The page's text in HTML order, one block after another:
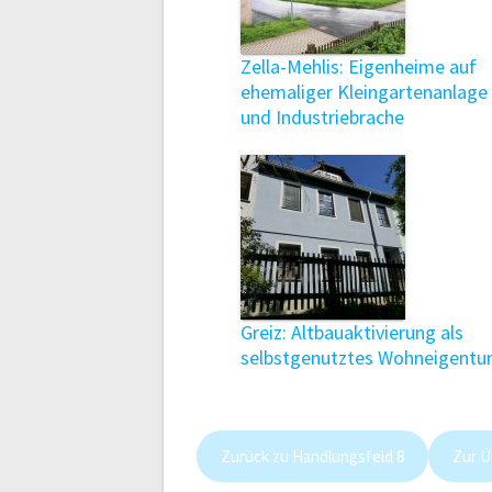
Zella-Mehlis: Eigenheime auf
ehemaliger Kleingartenanlage
und Industriebrache
Greiz: Altbauaktivierung als
selbstgenutztes
Zurück zu Handlungsfeld 8 Zur